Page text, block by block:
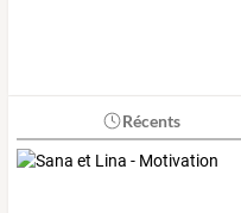
Récents